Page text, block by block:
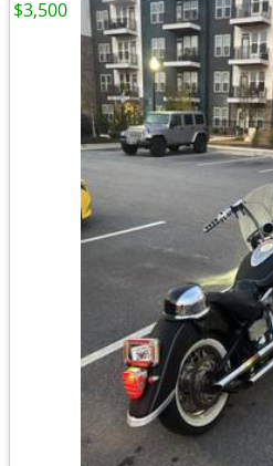
$3,500